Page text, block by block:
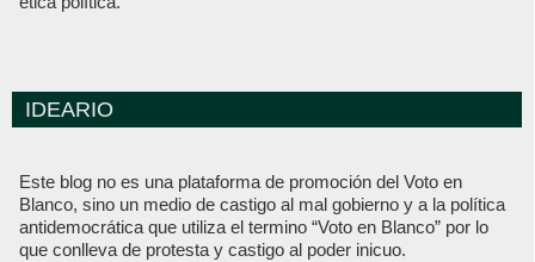
IDEARIO
Este blog no es una plataforma de promoción del Voto en
Blanco, sino un medio de castigo al mal gobierno y a la política
antidemocrática que utiliza el termino “Voto en Blanco” por lo
que conlleva de protesta y castigo al poder inicuo.